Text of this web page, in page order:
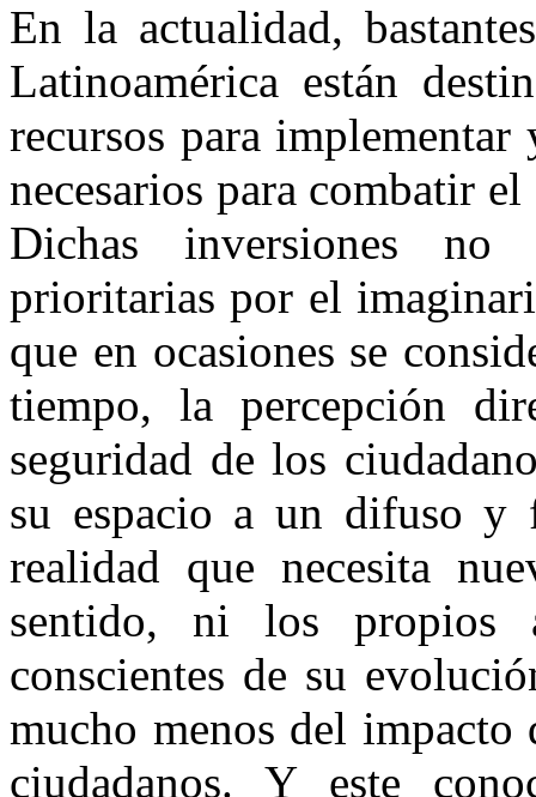
En la actualidad,
Latinoamérica están
recursos para
necesarios para combatir
Dichas inversiones no
prioritarias por el
que en ocasiones se
tiempo, la percepción
seguridad de los
su espacio a un difuso y
realidad que necesita
sentido, ni los propios
conscientes de su
mucho menos del impacto
ciudadanos. Y este